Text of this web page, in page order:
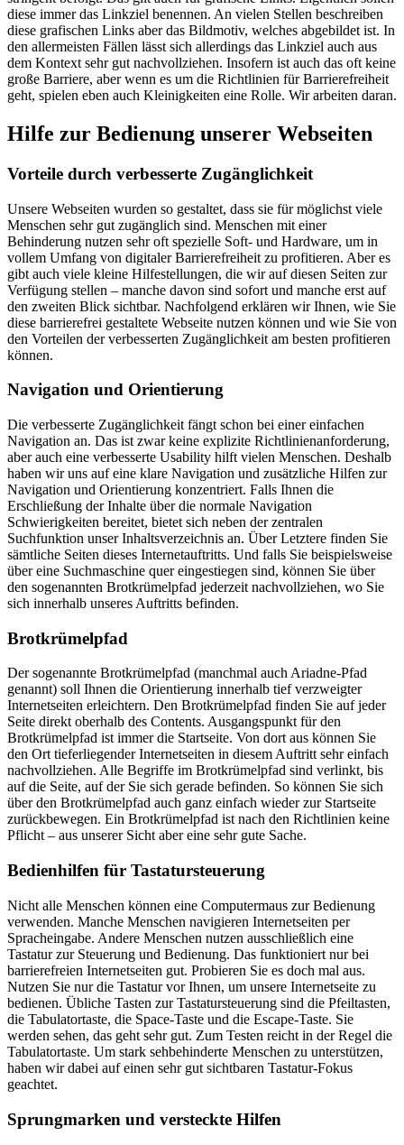
diese immer das Linkziel benennen. An vielen Stellen beschreiben
diese grafischen Links aber das Bildmotiv, welches abgebildet ist. In
den allermeisten Fällen lässt sich allerdings das Linkziel auch aus
dem Kontext sehr gut nachvollziehen. Insofern ist auch das oft keine
große Barriere, aber wenn es um die Richtlinien für Barrierefreiheit
geht, spielen eben auch Kleinigkeiten eine Rolle. Wir arbeiten daran.
Hilfe zur Bedienung unserer Webseiten
Vorteile durch verbesserte Zugänglichkeit
Unsere Webseiten wurden so gestaltet, dass sie für möglichst viele
Menschen sehr gut zugänglich sind. Menschen mit einer
Behinderung nutzen sehr oft spezielle Soft- und Hardware, um in
vollem Umfang von digitaler Barrierefreiheit zu profitieren. Aber es
gibt auch viele kleine Hilfestellungen, die wir auf diesen Seiten zur
Verfügung stellen – manche davon sind sofort und manche erst auf
den zweiten Blick sichtbar. Nachfolgend erklären wir Ihnen, wie Sie
diese barrierefrei gestaltete Webseite nutzen können und wie Sie von
den Vorteilen der verbesserten Zugänglichkeit am besten profitieren
können.
Navigation und Orientierung
Die verbesserte Zugänglichkeit fängt schon bei einer einfachen
Navigation an. Das ist zwar keine explizite Richtlinienanforderung,
aber auch eine verbesserte Usability hilft vielen Menschen. Deshalb
haben wir uns auf eine klare Navigation und zusätzliche Hilfen zur
Navigation und Orientierung konzentriert. Falls Ihnen die
Erschließung der Inhalte über die normale Navigation
Schwierigkeiten bereitet, bietet sich neben der zentralen
Suchfunktion unser Inhaltsverzeichnis an. Über Letztere finden Sie
sämtliche Seiten dieses Internetauftritts. Und falls Sie beispielsweise
über eine Suchmaschine quer eingestiegen sind, können Sie über
den sogenannten Brotkrümelpfad jederzeit nachvollziehen, wo Sie
sich innerhalb unseres Auftritts befinden.
Brotkrümelpfad
Der sogenannte Brotkrümelpfad (manchmal auch Ariadne-Pfad
genannt) soll Ihnen die Orientierung innerhalb tief verzweigter
Internetseiten erleichtern. Den Brotkrümelpfad finden Sie auf jeder
Seite direkt oberhalb des Contents. Ausgangspunkt für den
Brotkrümelpfad ist immer die Startseite. Von dort aus können Sie
den Ort tieferliegender Internetseiten in diesem Auftritt sehr einfach
nachvollziehen. Alle Begriffe im Brotkrümelpfad sind verlinkt, bis
auf die Seite, auf der Sie sich gerade befinden. So können Sie sich
über den Brotkrümelpfad auch ganz einfach wieder zur Startseite
zurückbewegen. Ein Brotkrümelpfad ist nach den Richtlinien keine
Pflicht – aus unserer Sicht aber eine sehr gute Sache.
Bedienhilfen für Tastatursteuerung
Nicht alle Menschen können eine Computermaus zur Bedienung
verwenden. Manche Menschen navigieren Internetseiten per
Spracheingabe. Andere Menschen nutzen ausschließlich eine
Tastatur zur Steuerung und Bedienung. Das funktioniert nur bei
barrierefreien Internetseiten gut. Probieren Sie es doch mal aus.
Nutzen Sie nur die Tastatur vor Ihnen, um unsere Internetseite zu
bedienen. Übliche Tasten zur Tastatursteuerung sind die Pfeiltasten,
die Tabulatortaste, die Space‐Taste und die Escape‐Taste. Sie
werden sehen, das geht sehr gut. Zum Testen reicht in der Regel die
Tabulatortaste. Um stark sehbehinderte Menschen zu unterstützen,
haben wir dabei auf einen sehr gut sichtbaren Tastatur-Fokus
geachtet.
Sprungmarken und versteckte Hilfen